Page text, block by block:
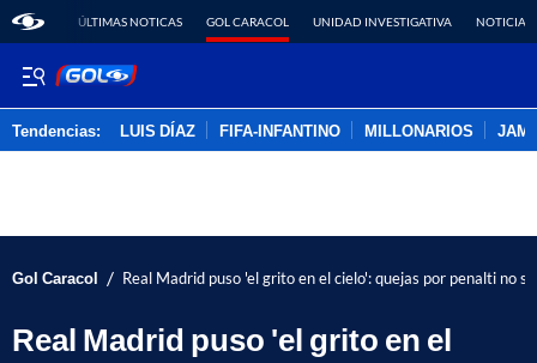
ÚLTIMAS NOTICAS GOL CARACOL UNIDAD INVESTIGATIVA NOTICIAS
Tendencias: LUIS DÍAZ FIFA-INFANTINO MILLONARIOS
Gol Caracol / Real Madrid puso 'el grito en el cielo': quejas por penalti no
Real Madrid puso 'el grito en el